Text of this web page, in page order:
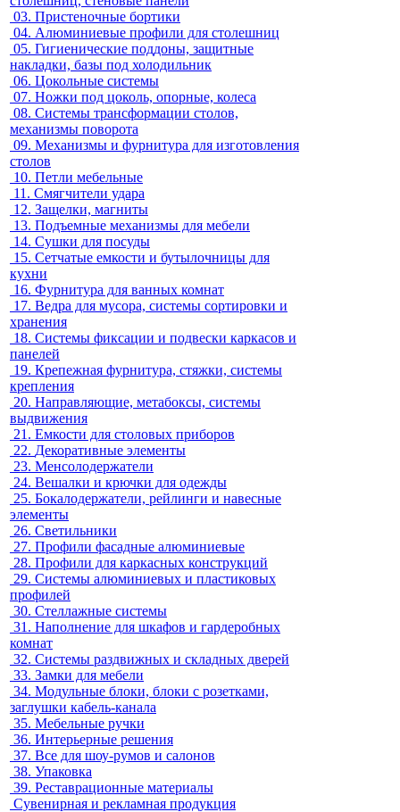
03. Пристеночные бортики
04. Алюминиевые профили для столешниц
05. Гигиенические поддоны, защитные
накладки, базы под холодильник
06. Цокольные системы
07. Ножки под цоколь, опорные, колеса
08. Системы трансформации столов,
механизмы поворота
09. Механизмы и фурнитура для изготовления
столов
10. Петли мебельные
11. Смягчители удара
12. Защелки, магниты
13. Подъемные механизмы для мебели
14. Сушки для посуды
15. Сетчатые емкости и бутылочницы для
кухни
16. Фурнитура для ванных комнат
17. Ведра для мусора, системы сортировки и
хранения
18. Системы фиксации и подвески каркасов и
панелей
19. Крепежная фурнитура, стяжки, системы
крепления
20. Направляющие, метабоксы, системы
выдвижения
21. Емкости для столовых приборов
22. Декоративные элементы
23. Менсолодержатели
24. Вешалки и крючки для одежды
25. Бокалодержатели, рейлинги и навесные
элементы
26. Светильники
27. Профили фасадные алюминиевые
28. Профили для каркасных конструкций
29. Системы алюминиевых и пластиковых
профилей
30. Стеллажные системы
31. Наполнение для шкафов и гардеробных
комнат
32. Системы раздвижных и складных дверей
33. Замки для мебели
34. Модульные блоки, блоки с розетками,
заглушки кабель-канала
35. Мебельные ручки
36. Интерьерные решения
37. Все для шоу-румов и салонов
38. Упаковка
39. Реставрационные материалы
Сувенирная и рекламная продукция